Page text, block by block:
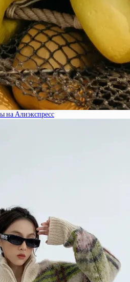
на Алиэкспресс